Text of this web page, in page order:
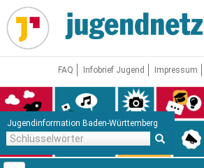
Direkt
zum
Inhalt
FAQ Infobrief Jugend Impressum
Jugendinformation Baden-Württemberg